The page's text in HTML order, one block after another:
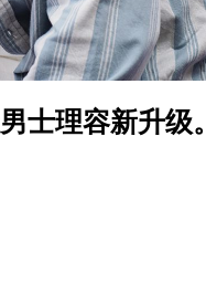
士理容新升级。